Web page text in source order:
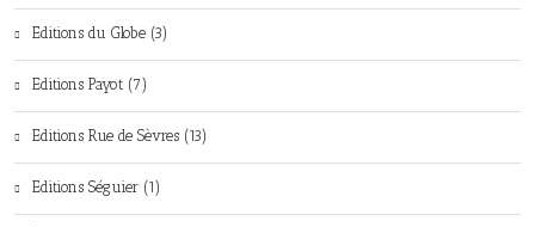
Editions du Globe (3)
Editions Payot (7)
Editions Rue de Sèvres (13)
Editions Séguier (1)